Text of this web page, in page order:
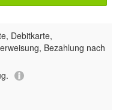
Debitkarte,
Bezahlung nach